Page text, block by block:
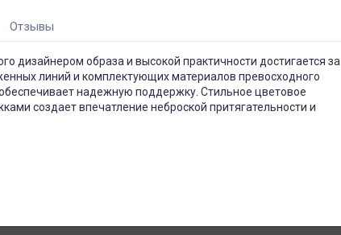
Отзывы
дизайнером образа и высокой практичности достигается за
линий и комплектующих материалов превосходного
надежную поддержку. Стильное цветовое
создает впечатление неброской притягательности и